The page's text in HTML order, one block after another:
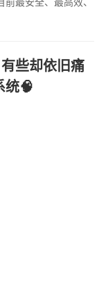
些却依旧痛
统🧠